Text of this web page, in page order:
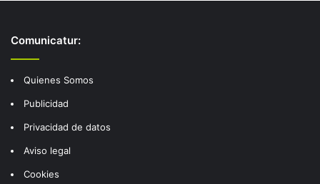
Comunicatur:
Quienes Somos
Publicidad
Privacidad de datos
Aviso legal
Cookies